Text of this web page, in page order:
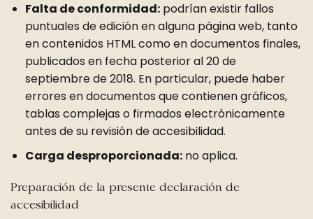
Falta de conformidad:podrían existir fallos
puntuales de edición en alguna página web, tanto
en contenidos HTML como en documentos finales,
publicados en fecha posterior al 20 de
septiembre de 2018. En particular, puede haber
errores en documentos que contienen gráficos,
tablas complejas o firmados electrónicamente
antes de su revisión de accesibilidad.
Carga desproporcionada:no aplica.
Preparación de la presente declaración de
accesibilidad